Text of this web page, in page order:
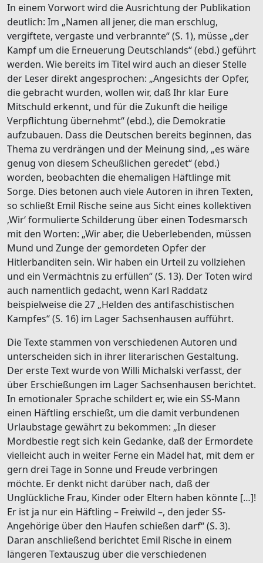
In einem Vorwort wird die Ausrichtung der Publikation
deutlich: Im „Namen all jener, die man erschlug,
vergiftete, vergaste und verbrannte“ (S. 1), müsse „der
Kampf um die Erneuerung Deutschlands“ (ebd.) geführt
werden. Wie bereits im Titel wird auch an dieser Stelle
der Leser direkt angesprochen: „Angesichts der Opfer,
die gebracht wurden, wollen wir, daß Ihr klar Eure
Mitschuld erkennt, und für die Zukunft die heilige
Verpflichtung übernehmt“ (ebd.), die Demokratie
aufzubauen. Dass die Deutschen bereits beginnen, das
Thema zu verdrängen und der Meinung sind, „es wäre
genug von diesem Scheußlichen geredet“ (ebd.)
worden, beobachten die ehemaligen Häftlinge mit
Sorge. Dies betonen auch viele Autoren in ihren Texten,
so schließt Emil Rische seine aus Sicht eines kollektiven
‚Wir‘ formulierte Schilderung über einen Todesmarsch
mit den Worten: „Wir aber, die Ueberlebenden, müssen
Mund und Zunge der gemordeten Opfer der
Hitlerbanditen sein. Wir haben ein Urteil zu vollziehen
und ein Vermächtnis zu erfüllen“ (S. 13). Der Toten wird
auch namentlich gedacht, wenn Karl Raddatz
beispielweise die 27 „Helden des antifaschistischen
Kampfes“ (S. 16) im Lager Sachsenhausen aufführt.
Die Texte stammen von verschiedenen Autoren und
unterscheiden sich in ihrer literarischen Gestaltung.
Der erste Text wurde von Willi Michalski verfasst, der
über Erschießungen im Lager Sachsenhausen berichtet.
In emotionaler Sprache schildert er, wie ein SS-Mann
einen Häftling erschießt, um die damit verbundenen
Urlaubstage gewährt zu bekommen: „In dieser
Mordbestie regt sich kein Gedanke, daß der Ermordete
vielleicht auch in weiter Ferne ein Mädel hat, mit dem er
gern drei Tage in Sonne und Freude verbringen
möchte. Er denkt nicht darüber nach, daß der
Unglückliche Frau, Kinder oder Eltern haben könnte […]!
Er ist ja nur ein Häftling – Freiwild –, den jeder SS-
Angehörige über den Haufen schießen darf“ (S. 3).
Daran anschließend berichtet Emil Rische in einem
längeren Textauszug über die verschiedenen